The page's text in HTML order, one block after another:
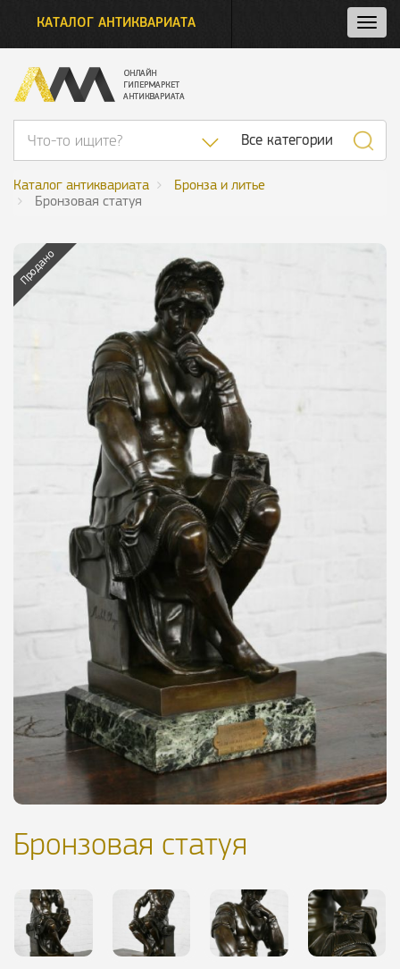
и
КАТАЛОГ АНТИКВАРИАТА
Список
Все категории
Каталог антиквариата
Бронза и литье
Бронзовая статуя
Продано
Бронзовая статуя